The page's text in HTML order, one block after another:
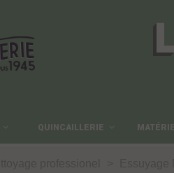
QUINCAILLERIE